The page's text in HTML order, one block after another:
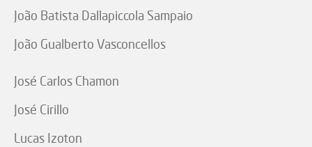
João Batista Dallapiccola Sampaio
João Gualberto Vasconcellos
José Carlos Chamon
José Cirillo
Lucas Izoton